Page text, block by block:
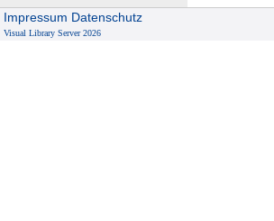
Impressum Datenschutz
Visual Library Server 2026